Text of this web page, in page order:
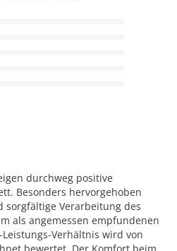
durchweg positive
Besonders hervorgehoben
Verarbeitung des
als angemessen empfundenen
Verhältnis wird von